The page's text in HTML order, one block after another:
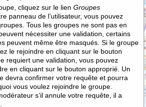
cliquez sur le lien Groupes
panneau de l’utilisateur, vous pouvez
Tous les groupes ne sont pas en
nécessiter une validation, certains
peuvent même être masqués. Si le groupe
le rejoindre en cliquant sur le bouton
requiert une validation, vous pouvez
en cliquant sur le bouton approprié. Un
devra confirmer votre requête et pourra
vous voulez rejoindre le groupe.
s’il annule votre requête, il a